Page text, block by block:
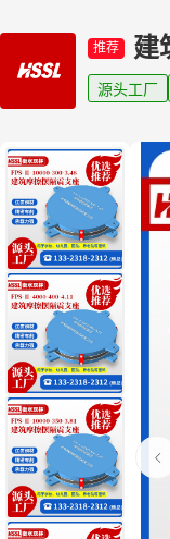
推荐 建
源头工厂